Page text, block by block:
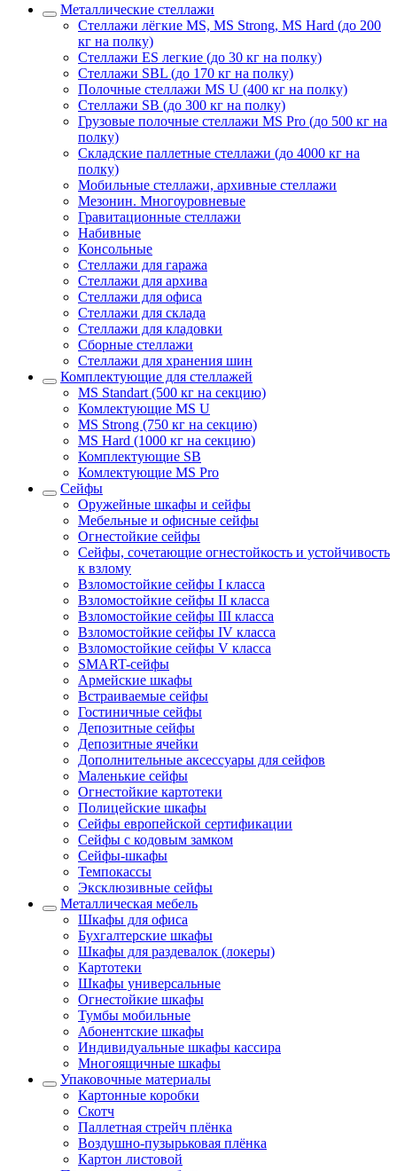
Металлические стеллажи
Стеллажи лёгкие MS, MS Strong, MS Hard (до 200
кг на полку)
Стеллажи ES легкие (до 30 кг на полку)
Стеллажи SBL (до 170 кг на полку)
Полочные стеллажи MS U (400 кг на полку)
Стеллажи SB (до 300 кг на полку)
Грузовые полочные стеллажи MS Pro (до 500 кг на
полку)
Складские паллетные стеллажи (до 4000 кг на
полку)
Мобильные стеллажи, архивные стеллажи
Мезонин. Многоуровневые
Гравитационные стеллажи
Набивные
Консольные
Стеллажи для гаража
Стеллажи для архива
Стеллажи для офиса
Стеллажи для склада
Стеллажи для кладовки
Сборные стеллажи
Стеллажи для хранения шин
Комплектующие для стеллажей
MS Standart (500 кг на секцию)
Комлектующие MS U
MS Strong (750 кг на секцию)
MS Hard (1000 кг на секцию)
Комплектующие SB
Комлектующие MS Pro
Сейфы
Оружейные шкафы и сейфы
Мебельные и офисные сейфы
Огнестойкие сейфы
Сейфы, сочетающие огнестойкость и устойчивость
к взлому
Взломостойкие сейфы I класса
Взломостойкие сейфы II класса
Взломостойкие сейфы III класса
Взломостойкие сейфы IV класса
Взломостойкие сейфы V класса
SMART-сейфы
Армейские шкафы
Встраиваемые сейфы
Гостиничные сейфы
Депозитные сейфы
Депозитные ячейки
Дополнительные аксессуары для сейфов
Маленькие сейфы
Огнестойкие картотеки
Полицейские шкафы
Сейфы европейской сертификации
Сейфы с кодовым замком
Сейфы-шкафы
Темпокассы
Эксклюзивные сейфы
Металлическая мебель
Шкафы для офиса
Бухгалтерские шкафы
Шкафы для раздевалок (локеры)
Картотеки
Шкафы универсальные
Огнестойкие шкафы
Тумбы мобильные
Абонентские шкафы
Индивидуальные шкафы кассира
Многоящичные шкафы
Упаковочные материалы
Картонные коробки
Скотч
Паллетная стрейч плёнка
Воздушно-пузырьковая плёнка
Картон листовой